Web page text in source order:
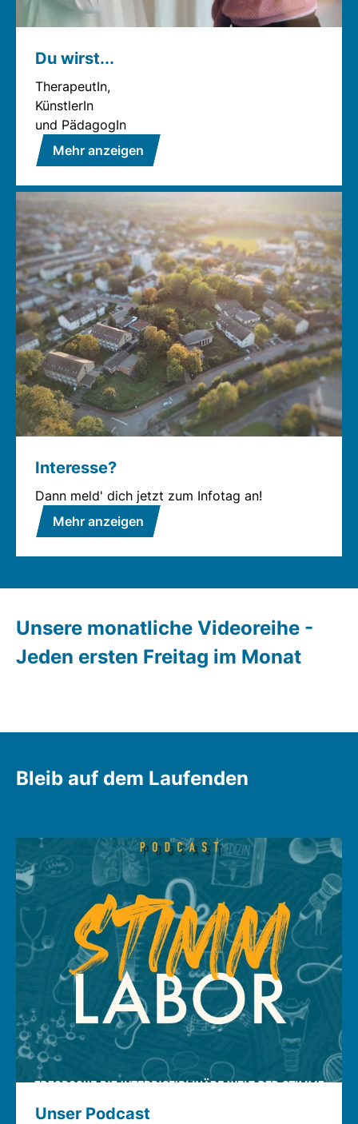
Du wirst...
TherapeutIn,
KünstlerIn
und PädagogIn
Mehr anzeigen
Interesse?
Dann meld' dich jetzt zum Infotag an!
Mehr anzeigen
Unsere monatliche Videoreihe -
Jeden ersten Freitag im Monat
Bleib auf dem Laufenden
Unser Podcast